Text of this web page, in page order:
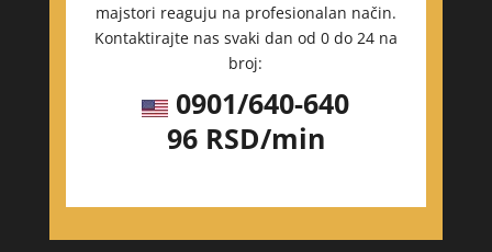
majstori reaguju na profesionalan način.
Kontaktirajte nas svaki dan od 0 do 24 na
broj:
0901/640-640
96 RSD/min